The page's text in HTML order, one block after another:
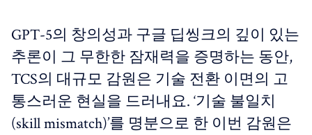
GPT-5의 창의성과 구글 딥씽크의 깊이 있는
추론이 그 무한한 잠재력을 증명하는 동안,
TCS의 대규모 감원은 기술 전환 이면의 고
통스러운 현실을 드러내요. ‘기술 불일치
(skill mismatch)’를 명분으로 한 이번 감원은